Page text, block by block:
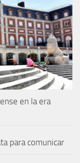
en la era
para comunicar